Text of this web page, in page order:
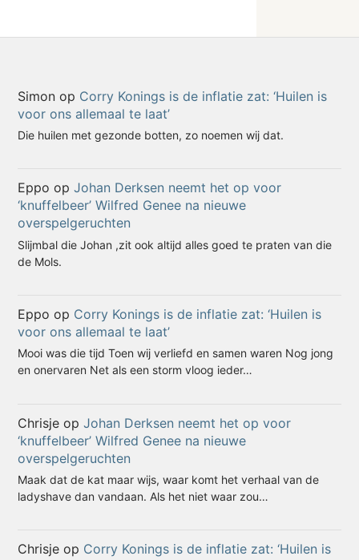
Simon op Corry Konings is de inflatie zat: ‘Huilen is
voor ons allemaal te laat’
Die huilen met gezonde botten, zo noemen wij dat.
Eppo opJohan Derksen neemt het op voor
‘knuffelbeer’ Wilfred Genee na nieuwe
overspelgeruchten
Slijmbal die Johan ,zit ook altijd alles goed te praten van die
de Mols.
Eppo op Corry Konings is de inflatie zat: ‘Huilen is
voor ons allemaal te laat’
Mooi was die tijd Toen wij verliefd en samen waren Nog jong
en onervaren Net als een storm vloog ieder…
Chrisje opJohan Derksen neemt het op voor
‘knuffelbeer’ Wilfred Genee na nieuwe
overspelgeruchten
Maak dat de kat maar wijs, waar komt het verhaal van de
ladyshave dan vandaan. Als het niet waar zou…
Chrisje op Corry Konings is de inflatie zat: ‘Huilen is